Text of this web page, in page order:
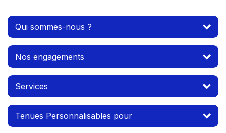
Qui sommes-nous ?
Nos engagements
Services
Tenues Personnalisables pour